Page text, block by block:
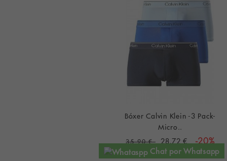
Bóxer Calvin Klein -3 Pack-
Micro..
35,90 € 28,72 €
-20%
Chat por Whatsapp